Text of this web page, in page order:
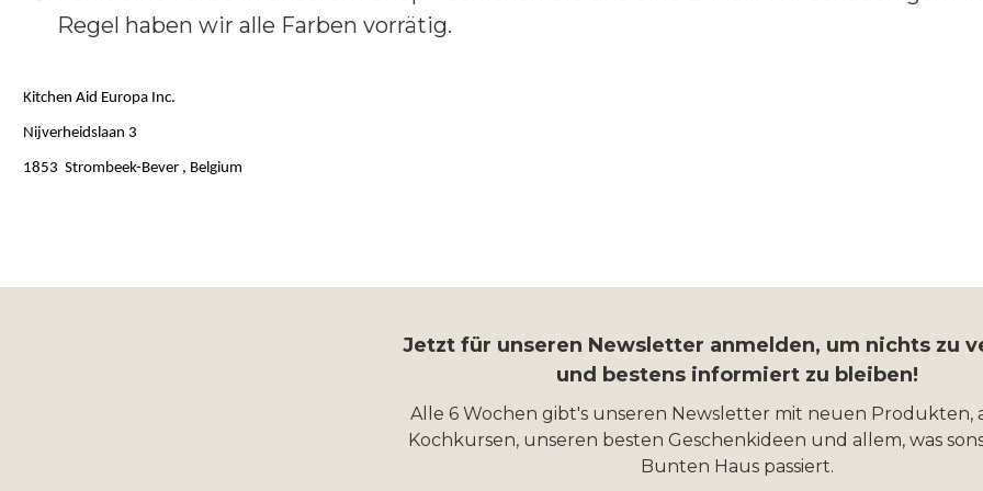
Regel haben wir alle Farben vorrätig.
Kitchen Aid Europa Inc.
Nijverheidslaan 3
1853 Strombeek-Bever , Belgium
Jetzt für unseren Newsletter anmelden, um nichts zu
und bestens informiert zu bleiben!
Alle 6 Wochen gibt's unseren Newsletter mit neuen Produkten,
Kochkursen, unseren besten Geschenkideen und allem, was
Bunten Haus passiert.